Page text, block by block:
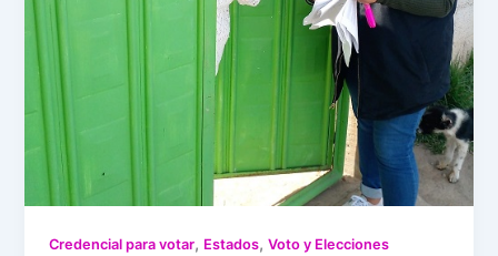
Credencial para votar, Estados,Voto y Elecciones